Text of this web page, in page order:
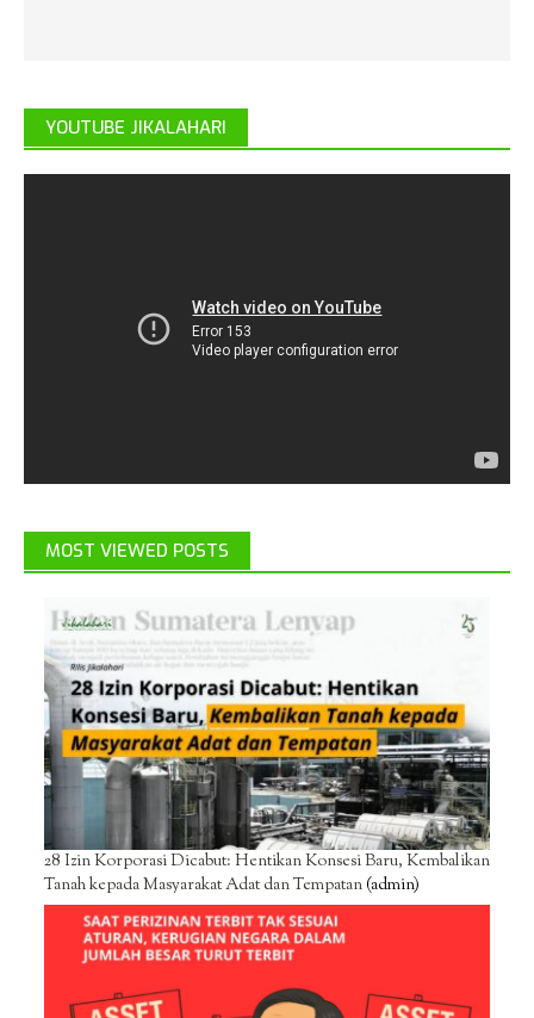
YOUTUBE JIKALAHARI
MOST VIEWED POSTS
28 Izin Korporasi Dicabut: Hentikan Konsesi Baru, Kembalikan
Tanah kepada Masyarakat Adat dan Tempatan(admin)